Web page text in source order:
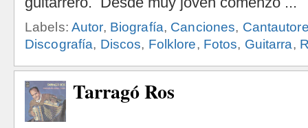
Labels: Autor, Biografía, Canciones,
Discografía, Discos, Folklore, Fotos, Guitarra,
Tarragó Ros